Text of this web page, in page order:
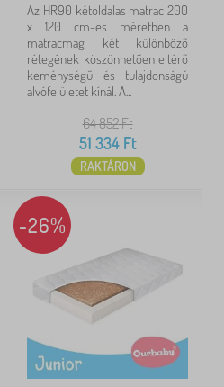
Az HR90 kétoldalas matrac 200
x 120 cm-es méretben a
matracmag két különböző
rétegének köszönhetően eltérő
keménységű és tulajdonságú
alvófelületet kínál. A...
64 852Ft
51 334Ft
RAKTÁRON
-26%